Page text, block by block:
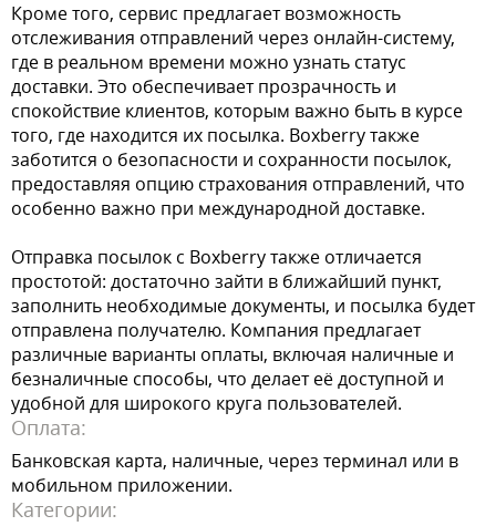
Кроме того, сервис предлагает возможность
отслеживания отправлений через онлайн-систему,
где в реальном времени можно узнать статус
доставки. Это обеспечивает прозрачность и
спокойствие клиентов, которым важно быть в курсе
того, где находится их посылка. Boxberry также
заботится о безопасности и сохранности посылок,
предоставляя опцию страхования отправлений, что
особенно важно при международной доставке.
Отправка посылок с Boxberry также отличается
простотой: достаточно зайти в ближайший пункт,
заполнить необходимые документы, и посылка будет
отправлена получателю. Компания предлагает
различные варианты оплаты, включая наличные и
безналичные способы, что делает её доступной и
удобной для широкого круга пользователей.
Оплата:
Банковская карта, наличные, через терминал или в
мобильном приложении.
Категории: